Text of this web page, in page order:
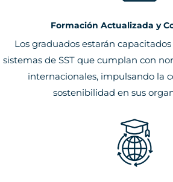
Formación Actualizada y
Los graduados estarán
sistemas de SST que cumplan con
internacionales, impulsando la
sostenibilidad en sus